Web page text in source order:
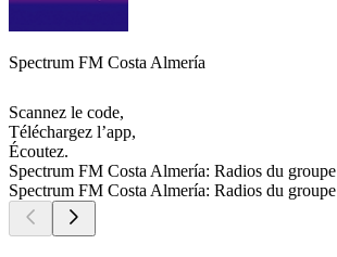
Spectrum FM Costa Almería
Scannez le code,
Téléchargez l’app,
Écoutez.
Spectrum FM Costa Almería: Radios du groupe
Spectrum FM Costa Almería: Radios du groupe